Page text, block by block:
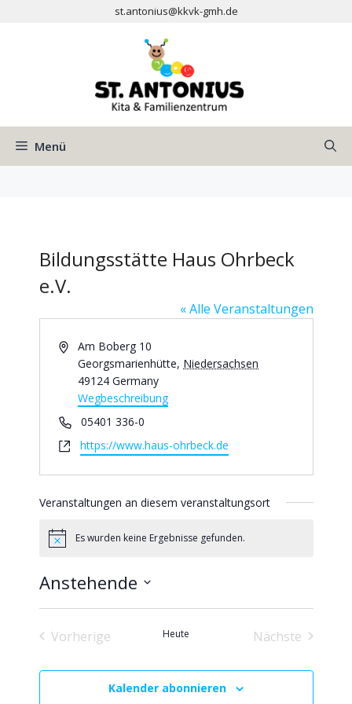
st.antonius@kkvk-gmh.de
Menü
Bildungsstätte Haus Ohrbeck
e.V.
« Alle Veranstaltungen
A
s
s
e
Am Boberg 10
Georgsmarienhütte, Niedersachsen
49124 Germany
Wegbeschreibung
T
e
l
e
o
05401 336-0
W
b
i
t
https://www.haus-ohrbeck.de
Veranstaltungen an diesem veranstaltungsort
H
w
e
i
Es wurden keine Ergebnisse gefunden.
Anstehende
D
t
m
Vorherige
Heute
Nächste
Kalender abonnieren